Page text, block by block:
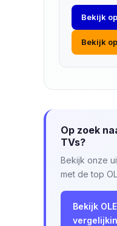
Bekijk
Bekijk
Op zoek
TVs?
Bekijk onze
met de top
Bekijk